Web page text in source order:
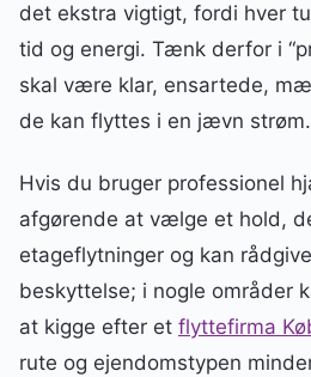
det ekstra vigtigt, fordi hver
tid og energi. Tænk derfor i
skal være klar, ensartede,
de kan flyttes i en jævn strøm.
Hvis du bruger professionel
afgørende at vælge et hold,
etageflytninger og kan
beskyttelse; i nogle områder
at kigge efter et flyttefirma
rute og ejendomstypen